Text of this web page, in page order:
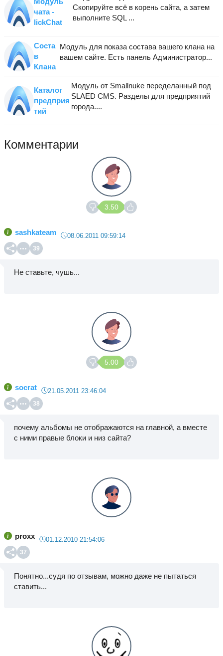
чата -
lickChat
Скопируйте всё в корень сайта, а затем
выполните SQL ...
Соста
в
Клана
Модуль для показа состава вашего клана на
вашем сайте. Есть панель Администратор...
Каталог
предприя
тий
Модуль от Smallnuke переделанный под
SLAED CMS. Разделы для предприятий
города....
Комментарии
3.50
sashkateam 08.06.2011 09:59:14
39
Не ставьте, чушь...
5.00
socrat 21.05.2011 23:46:04
38
почему альбомы не отображаются на главной, а вместе
с ними правые блоки и низ сайта?
proxx 01.12.2010 21:54:06
37
Понятно...судя по отзывам, можно даже не пытаться
ставить...